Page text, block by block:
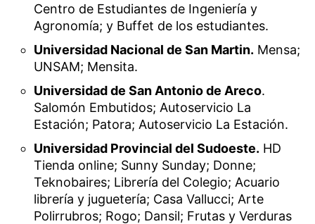
Centro de Estudiantes de Ingeniería y
Agronomía; y Buffet de los estudiantes.
Universidad Nacional de San Martin. Mensa;
UNSAM; Mensita.
Universidad de San Antonio de Areco.
Salomón Embutidos; Autoservicio La
Estación; Patora; Autoservicio La Estación.
Universidad Provincial del Sudoeste. HD
Tienda online; Sunny Sunday; Donne;
Teknobaires; Librería del Colegio; Acuario
librería y juguetería; Casa Vallucci; Arte
Polirrubros; Rogo; Dansil; Frutas y Verduras